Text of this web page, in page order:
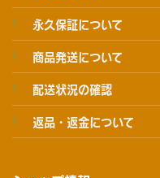
永久保証について
商品発送について
配送状況の確認
返品・返金について